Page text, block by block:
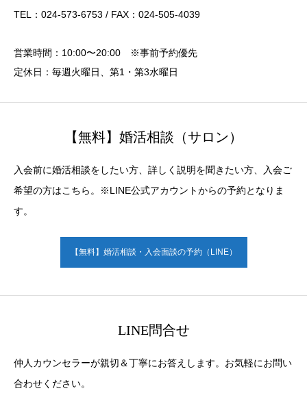
TEL：024-573-6753 / FAX：024-505-4039
営業時間：10:00〜20:00 ※事前予約優先
定休日：毎週火曜日、第1・第3水曜日
【無料】婚活相談（サロン）
入会前に婚活相談をしたい方、詳しく説明を聞きたい方、入会ご
希望の方はこちら。※LINE公式アカウントからの予約となりま
す。
【無料】婚活相談・入会面談の予約（LINE）
LINE問合せ
仲人カウンセラーが親切＆丁寧にお答えします。お気軽にお問い
合わせください。